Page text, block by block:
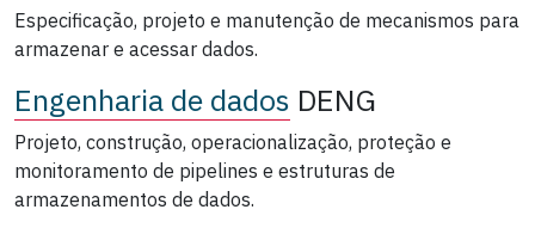
Especificação, projeto e manutenção de mecanismos para
armazenar e acessar dados.
Engenharia de dados DENG
Projeto, construção, operacionalização, proteção e
monitoramento de pipelines e estruturas de
armazenamentos de dados.